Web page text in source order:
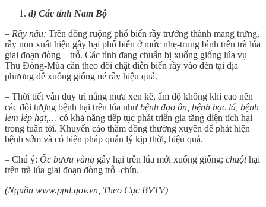
d) Các tỉnh Nam Bộ
– Rầy nâu: Trên đồng ruộng phổ biến rầy trưởng thành mang trứng,
rầy non xuất hiện gây hại phổ biến ở mức nhẹ-trung bình trên trà lúa
giai đoạn đòng – trỗ. Các tỉnh đang chuẩn bị xuống giống lúa vụ
Thu Đông-Mùa cần theo dõi chặt diễn biến rầy vào đèn tại địa
phương để xuống giống né rầy hiệu quả.
– Thời tiết vẫn duy trì nắng mưa xen kẽ, ẩm độ không khí cao nên
các đối tượng bệnh hại trên lúa như bệnh đạo ôn, bệnh bạc lá, bệnh
lem lép hạt,… có khả năng tiếp tục phát triển gia tăng diện tích hại
trong tuần tới. Khuyến cáo thăm đồng thường xuyên để phát hiện
bệnh sớm và có biện pháp quản lý kịp thời, hiệu quả.
– Chú ý: Ốc bươu vàng gây hại trên lúa mới xuống giống; chuộthại
trên trà lúa giai đoạn đòng trỗ -chín.
(Nguồn www.ppd.gov.vn, Theo Cục BVTV)